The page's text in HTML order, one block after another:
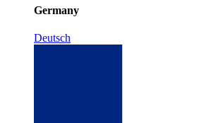
Germany
Deutsch